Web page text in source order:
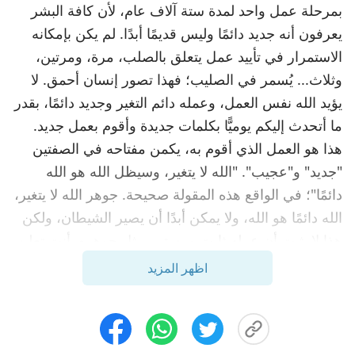
بمرحلة عمل واحد لمدة ستة آلاف عام، لأن كافة البشر
يعرفون أنه جديد دائمًا وليس قديمًا أبدًا. لم يكن بإمكانه
الاستمرار في تأييد عمل يتعلق بالصلب، مرة، ومرتين،
وثلاث... يُسمر في الصليب؛ فهذا تصور إنسان أحمق. لا
يؤيد الله نفس العمل، وعمله دائم التغير وجديد دائمًا، بقدر
ما أتحدث إليكم يوميًّا بكلمات جديدة وأقوم بعمل جديد.
هذا هو العمل الذي أقوم به، يكمن مفتاحه في الصفتين
"جديد" و"عجيب". "الله لا يتغير، وسيظل الله هو الله
دائمًا"؛ في الواقع هذه المقولة صحيحة. جوهر الله لا يتغير،
الله دائمًا هو الله، ولا يمكن أبدًا أن يصير الشيطان، ولكن
أن الله هكذا، فكيف يمكنك أن تشرح أنه دائمًا جديد وليس
قديمًا أبدًا؟ ينتشر عمل الله ويتغير باستمرار، وتُعلن مشيئة
الله دائمًا وتُعرف للإنسان. إذ يختبر الإنسان عمل الله،
تتغير شخصيته ومعرفته باستمرار. من أين إذًا يظهر هذا
اظهر المزيد